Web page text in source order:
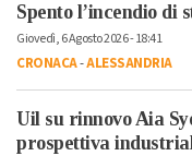
Spento l’incendio di
Giovedì, 6 Agosto 2026 - 18:41
CRONACA-ALESSANDRIA
Uil su rinnovo Aia
prospettiva